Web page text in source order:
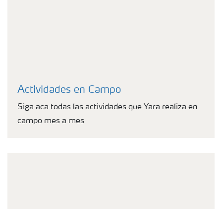
Red de
Distribuidores
Actividades en Campo
Siga aca todas las actividades que Yara realiza en
campo mes a mes